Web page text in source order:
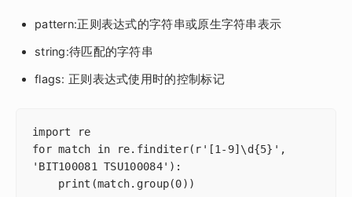
pattern:正则表达式的字符串或原生字符串表示
string:待匹配的字符串
flags: 正则表达式使用时的控制标记
import re
for match in re.finditer(r'[1-9]\d{5}',
'BIT100081 TSU100084'):
    print(match.group(0))